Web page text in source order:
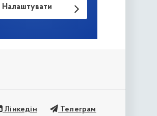
Налаштувати
Лінкедін Телеграм